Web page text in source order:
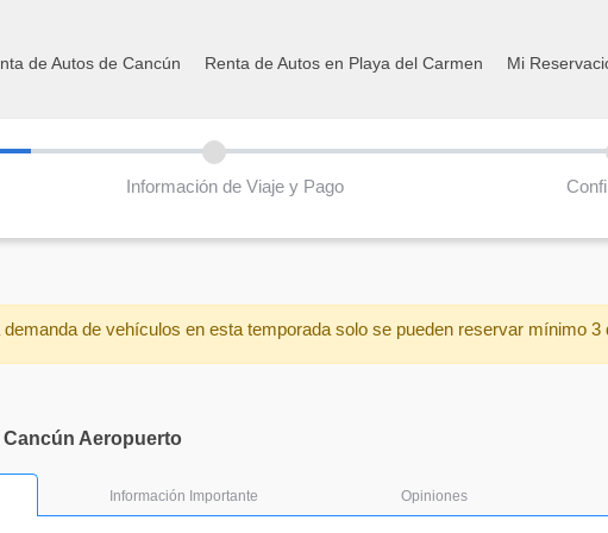
de Autos de Cancún Renta de Autos en Playa del Carmen Mi
Información de Viaje y Pago
demanda de vehículos en esta temporada solo se pueden reservar mínimo 3
Cancún Aeropuerto
Información Importante Opiniones